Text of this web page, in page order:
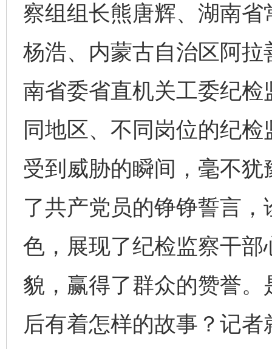
察组组长熊唐辉、湖南
杨浩、内蒙古自治区阿
南省委省直机关工委纪
同地区、不同岗位的纪
受到威胁的瞬间，毫不
了共产党员的铮铮誓言
色，展现了纪检监察干
貌，赢得了群众的赞誉
后有着怎样的故事？记